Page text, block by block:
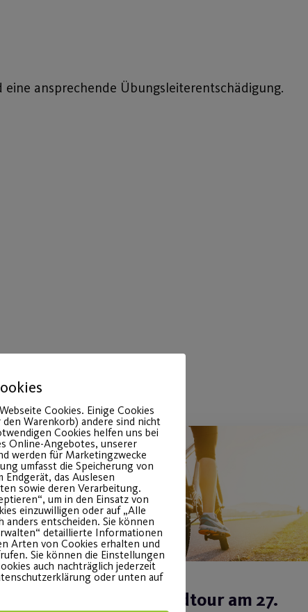
ansprechende Übungsleiterentschädigung.
10
März
Fahrradtour am 27.
Cookies. Einige Cookies
Warenkorb) andere sind nicht
Cookies helfen uns bei
Online-Angebotes, unserer
werden für Marketingzwecke
umfasst die Speicherung von
das Auslesen
sowie deren Verarbeitung.
um in den Einsatz von
einzuwilligen oder auf „Alle
anders entscheiden. Sie können
detaillierte Informationen
Arten von Cookies erhalten und
Sie können die Einstellungen
auch nachträglich jederzeit
oder unten auf